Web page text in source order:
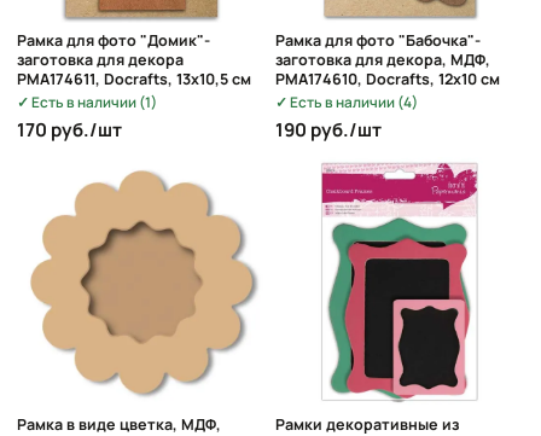
Рамка для фото "Домик"-
заготовка для декора
PMA174611, Docrafts, 13х10,5 см
Есть в наличии (1)
170 руб./шт
Рамка для фото "Бабочка"-
заготовка для декора, МДФ,
PMA174610, Docrafts, 12х10 см
Есть в наличии (4)
190 руб./шт
Рамка в виде цветка, МДФ,
Рамки декоративные из